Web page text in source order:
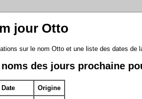
jour Otto
sur le nom Otto et une liste des dates de
noms des jours prochaine
Date Origine